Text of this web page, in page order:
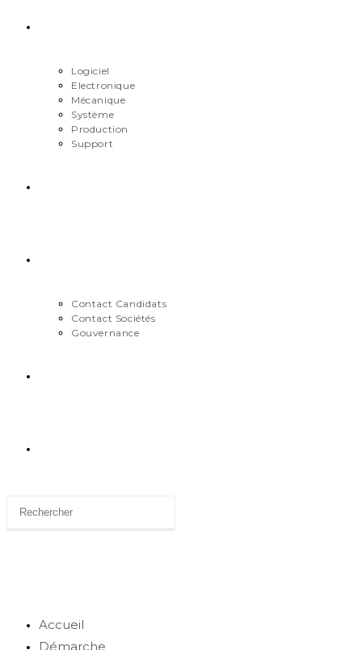
Logiciel
Electronique
Mécanique
Système
Production
Support
Contact Candidats
Contact Sociétés
Gouvernance
Accueil
Démarche